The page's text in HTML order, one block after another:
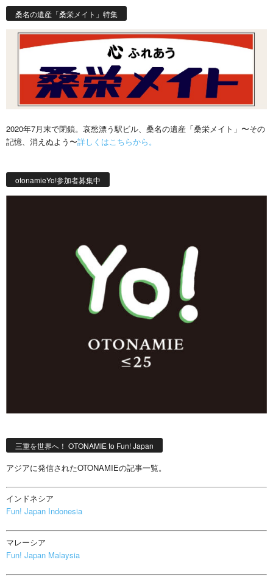
桑名の遺産「桑栄メイト」特集
2020年7月末で閉鎖。哀愁漂う駅ビル、桑名の遺産「桑栄メイト」〜その
記憶、消えぬよう〜詳しくはこちらから。
otonamieYo!参加者募集中
三重を世界へ！ OTONAMIE to Fun! Japan
アジアに発信されたOTONAMIEの記事一覧。
インドネシア
Fun! Japan Indonesia
マレーシア
Fun! Japan Malaysia